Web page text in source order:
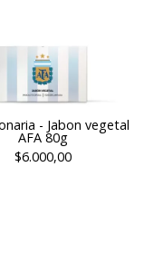
- Jabon vegetal
AFA 80g
$6.000,00